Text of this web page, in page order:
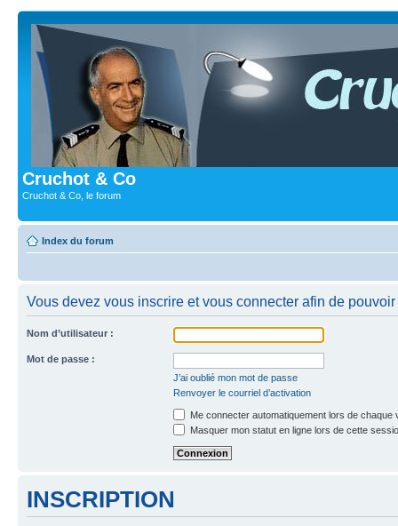
Cruchot & Co
Cruchot & Co, le forum
Index du forum
Vous devez vous inscrire et vous connecter afin de
Nom d’utilisateur :
Mot de passe :
J’ai oublié mon mot de passe
Renvoyer le courriel d’activation
Me connecter automatiquement lors de chaque
Masquer mon statut en ligne lors de cette
INSCRIPTION